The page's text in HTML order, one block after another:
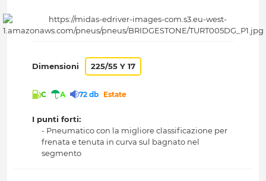
Dimensioni 225/55 Y 17
C A 72 db Estate
I punti forti:
- Pneumatico con la migliore classificazione per
frenata e tenuta in curva sul bagnato nel
segmento